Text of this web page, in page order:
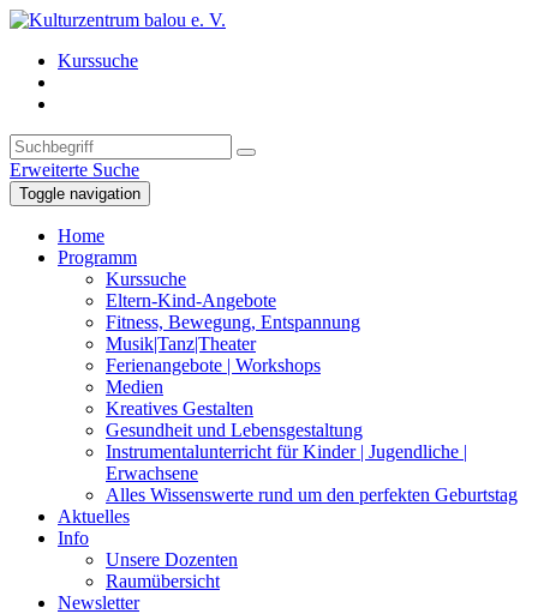
Kurssuche
Erweiterte Suche
Toggle navigation
Home
Programm
Kurssuche
Eltern-Kind-Angebote
Fitness, Bewegung, Entspannung
Musik|Tanz|Theater
Ferienangebote | Workshops
Medien
Kreatives Gestalten
Gesundheit und Lebensgestaltung
Instrumentalunterricht für Kinder | Jugendliche |
Erwachsene
Alles Wissenswerte rund um den perfekten Geburtstag
Aktuelles
Info
Unsere Dozenten
Raumübersicht
Newsletter